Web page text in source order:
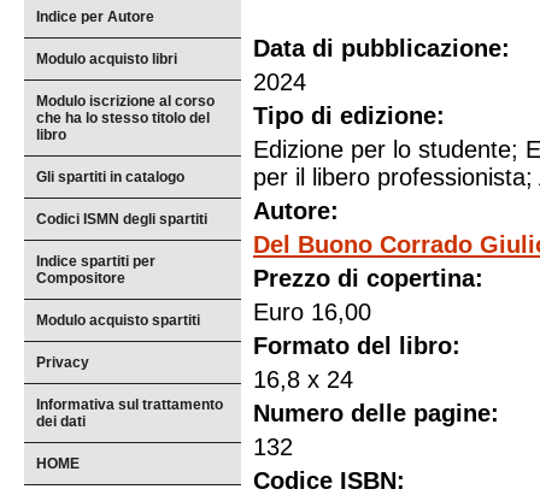
Indice per Autore
Modulo acquisto libri
Modulo iscrizione al corso
che ha lo stesso titolo del
libro
Gli spartiti in catalogo
Codici ISMN degli spartiti
Indice spartiti per
Compositore
Modulo acquisto spartiti
Privacy
Informativa sul trattamento
dei dati
HOME
Data di pubblicazione:
2024
Tipo di edizione:
Edizione per lo studente;
per il libero professionista;
Autore:
Del Buono Corrado
Prezzo di copertina:
Euro 16,00
Formato del libro:
16,8 x 24
Numero delle pagine:
132
Codice ISBN: